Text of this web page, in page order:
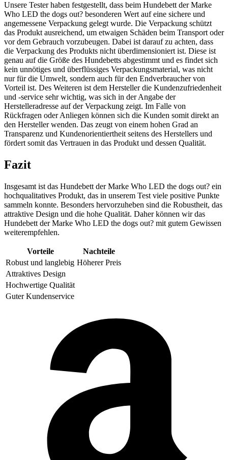
Unsere Tester haben festgestellt, dass beim Hundebett der Marke
Who LED the dogs out? besonderen Wert auf eine sichere und
angemessene Verpackung gelegt wurde. Die Verpackung schützt
das Produkt ausreichend, um etwaigen Schäden beim Transport oder
vor dem Gebrauch vorzubeugen. Dabei ist darauf zu achten, dass
die Verpackung des Produkts nicht überdimensioniert ist. Diese ist
genau auf die Größe des Hundebetts abgestimmt und es findet sich
kein unnötiges und überflüssiges Verpackungsmaterial, was nicht
nur für die Umwelt, sondern auch für den Endverbraucher von
Vorteil ist. Des Weiteren ist dem Hersteller die Kundenzufriedenheit
und -service sehr wichtig, was sich in der Angabe der
Herstelleradresse auf der Verpackung zeigt. Im Falle von
Rückfragen oder Anliegen können sich die Kunden somit direkt an
den Hersteller wenden. Das zeugt von einem hohen Grad an
Transparenz und Kundenorientiertheit seitens des Herstellers und
fördert somit das Vertrauen in das Produkt und dessen Qualität.
Fazit
Insgesamt ist das Hundebett der Marke Who LED the dogs out? ein
hochqualitatives Produkt, das in unserem Test viele positive Punkte
sammeln konnte. Besonders hervorzuheben sind die Robustheit, das
attraktive Design und die hohe Qualität. Daher können wir das
Hundebett der Marke Who LED the dogs out? mit gutem Gewissen
weiterempfehlen.
Vorteile
Nachteile
Robust und langlebig Höherer Preis
Attraktives Design
Hochwertige Qualität
Guter Kundenservice